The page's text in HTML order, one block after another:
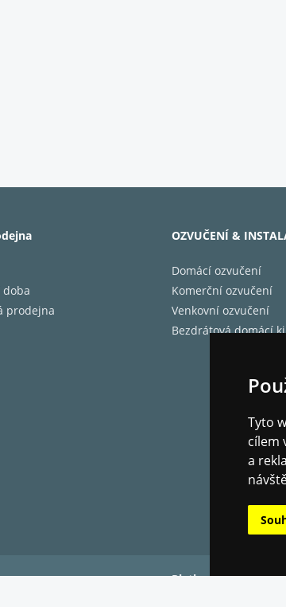
Tyto
cílem
a
doba
prodejna
OZVUČENÍ &
Domácí ozvučení
Komerční ozvučení
Venkovní ozvučení
Bezdrátová domácí
Platba